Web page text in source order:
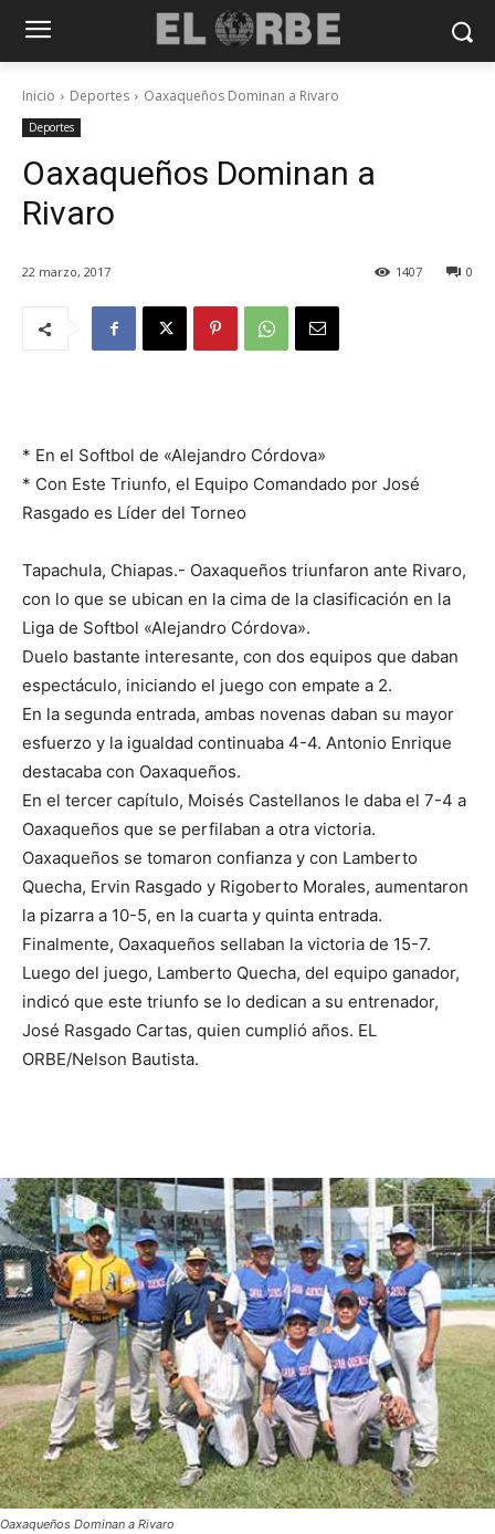
Inicio Deportes Oaxaqueños Dominan a Rivaro
Deportes
Oaxaqueños Dominan a
Rivaro
22 marzo, 2017 0
1407
* En el Softbol de «Alejandro Córdova»
* Con Este Triunfo, el Equipo Comandado por José
Rasgado es Líder del Torneo
Tapachula, Chiapas.- Oaxaqueños triunfaron ante Rivaro,
con lo que se ubican en la cima de la clasificación en la
Liga de Softbol «Alejandro Córdova».
Duelo bastante interesante, con dos equipos que daban
espectáculo, iniciando el juego con empate a 2.
En la segunda entrada, ambas novenas daban su mayor
esfuerzo y la igualdad continuaba 4-4. Antonio Enrique
destacaba con Oaxaqueños.
En el tercer capítulo, Moisés Castellanos le daba el 7-4 a
Oaxaqueños que se perfilaban a otra victoria.
Oaxaqueños se tomaron confianza y con Lamberto
Quecha, Ervin Rasgado y Rigoberto Morales, aumentaron
la pizarra a 10-5, en la cuarta y quinta entrada.
Finalmente, Oaxaqueños sellaban la victoria de 15-7.
Luego del juego, Lamberto Quecha, del equipo ganador,
indicó que este triunfo se lo dedican a su entrenador,
José Rasgado Cartas, quien cumplió años. EL
ORBE/Nelson Bautista.
Oaxaqueños Dominan a Rivaro